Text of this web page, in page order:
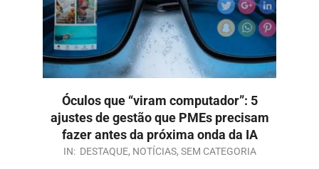
Óculos que “viram computador”: 5
ajustes de gestão que PMEs precisam
fazer antes da próxima onda da IA
IN: DESTAQUE, NOTÍCIAS, SEM CATEGORIA